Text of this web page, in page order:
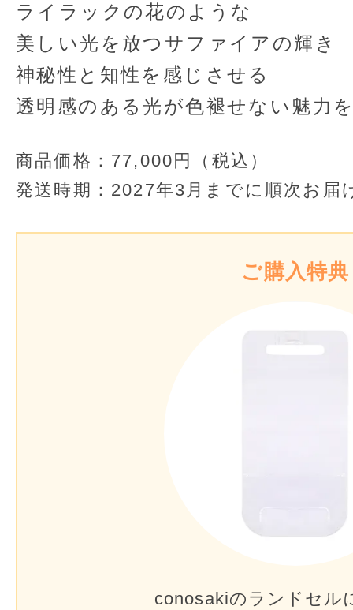
ライラックの花のような
美しい光を放つサファイアの輝き
神秘性と知性を感じさせる
透明感のある光が色褪せない魅力
商品価格： 77,000円（税込）
発送時期： 2027年3月までに順次お届
ご購入特典
conosakiのランドセル